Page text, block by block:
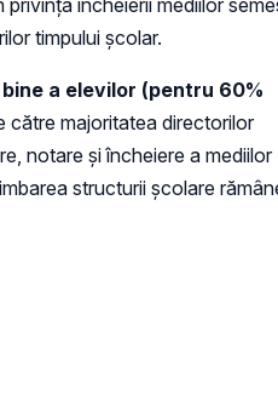
încheierii mediilor
timpului școlar.
a elevilor (pentru 60%
către majoritatea directorilor
notare și încheiere a mediilor
structurii școlare